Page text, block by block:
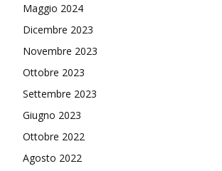
Maggio 2024
Dicembre 2023
Novembre 2023
Ottobre 2023
Settembre 2023
Giugno 2023
Ottobre 2022
Agosto 2022